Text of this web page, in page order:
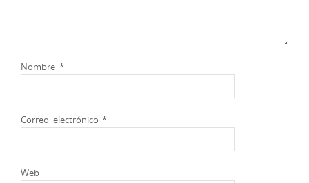
Nombre *
Correo electrónico*
Web